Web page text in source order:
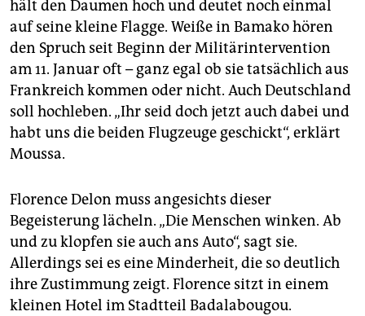
hält den Daumen hoch und deutet noch einmal
auf seine kleine Flagge. Weiße in Bamako hören
den Spruch seit Beginn der Militärintervention
am 11. Januar oft – ganz egal ob sie tatsächlich aus
Frankreich kommen oder nicht. Auch Deutschland
soll hochleben. „Ihr seid doch jetzt auch dabei und
habt uns die beiden Flugzeuge geschickt“, erklärt
Moussa.
Florence Delon muss angesichts dieser
Begeisterung lächeln. „Die Menschen winken. Ab
und zu klopfen sie auch ans Auto“, sagt sie.
Allerdings sei es eine Minderheit, die so deutlich
ihre Zustimmung zeigt. Florence sitzt in einem
kleinen Hotel im Stadtteil Badalabougou.